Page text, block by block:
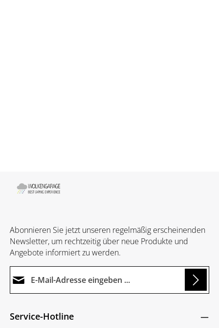
Abonnieren Sie jetzt unseren regelmäßig erscheinenden
Newsletter, um rechtzeitig über neue Produkte und
Angebote informiert zu werden.
Ich habe dieDatenschutzbestimmungen
Die mit einem Stern (*) markierten Felder sind
Service-Hotline